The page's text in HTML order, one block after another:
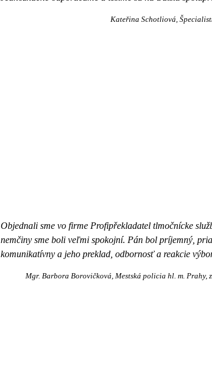
Kateřina Schotliová
Objednali sme vo firme Profipřekladatel tlmočnícke
nemčiny sme boli veľmi spokojní. Pán bol príjemný,
komunikatívny a jeho preklad, odbornosť a reakcie
Mgr. Barbora Borovičková Mestská policia hl. m. Prahy,